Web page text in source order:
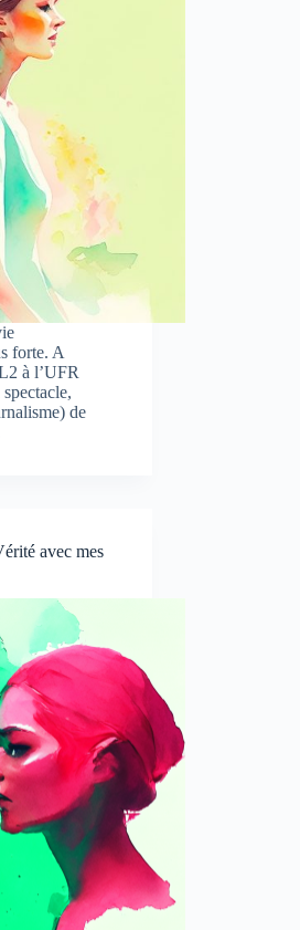
forte. A
à l’UFR
de
avec mes